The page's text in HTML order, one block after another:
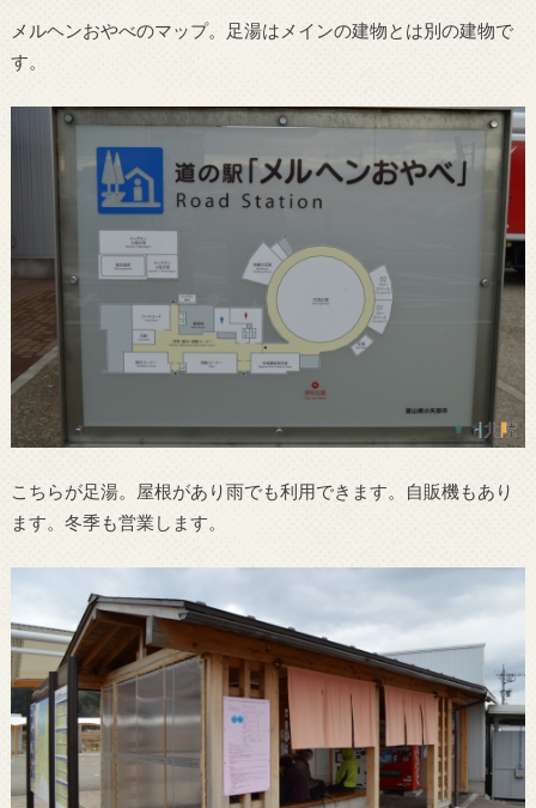
メルヘンおやべのマップ。足湯はメインの建物とは別の建物で
す。
こちらが足湯。屋根があり雨でも利用できます。自販機もあり
ます。冬季も営業します。